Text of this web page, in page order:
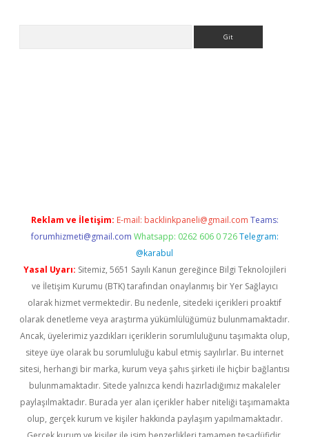
Reklam ve İletişim: E-mail: backlinkpaneli@gmail.com Teams:
forumhizmeti@gmail.com Whatsapp: 0262 606 0 726 Telegram:
@karabul
Yasal Uyarı: Sitemiz, 5651 Sayılı Kanun gereğince Bilgi Teknolojileri
ve İletişim Kurumu (BTK) tarafından onaylanmış bir Yer Sağlayıcı
olarak hizmet vermektedir. Bu nedenle, sitedeki içerikleri proaktif
olarak denetleme veya araştırma yükümlülüğümüz bulunmamaktadır.
Ancak, üyelerimiz yazdıkları içeriklerin sorumluluğunu taşımakta olup,
siteye üye olarak bu sorumluluğu kabul etmiş sayılırlar. Bu internet
sitesi, herhangi bir marka, kurum veya şahıs şirketi ile hiçbir bağlantısı
bulunmamaktadır. Sitede yalnızca kendi hazırladığımız makaleler
paylaşılmaktadır. Burada yer alan içerikler haber niteliği taşımamakta
olup, gerçek kurum ve kişiler hakkında paylaşım yapılmamaktadır.